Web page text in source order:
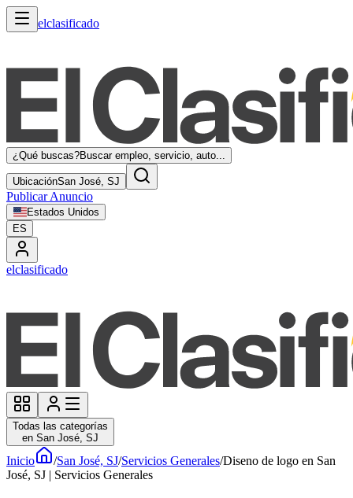
elclasificado
¿Qué buscas?Buscar empleo, servicio, auto...
UbicaciónSan José, SJ
Publicar Anuncio
Estados Unidos
ES
elclasificado
Todas las categorías
en San José, SJ
Inicio /San José, SJ/Servicios Generales/Diseno de logo en San
José, SJ | Servicios Generales